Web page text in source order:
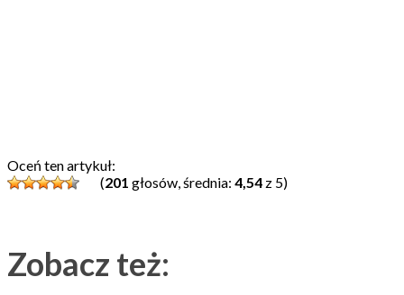
Oceń ten artykuł:
(201 głosów, średnia: 4,54 z 5)
Zobacz też: